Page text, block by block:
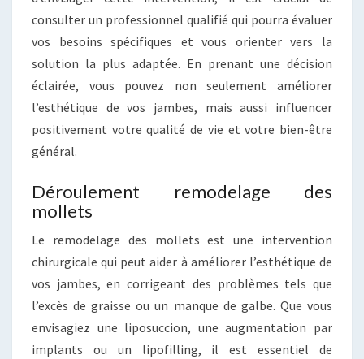
consulter un professionnel qualifié qui pourra évaluer
vos besoins spécifiques et vous orienter vers la
solution la plus adaptée. En prenant une décision
éclairée, vous pouvez non seulement améliorer
l’esthétique de vos jambes, mais aussi influencer
positivement votre qualité de vie et votre bien-être
général.
Déroulement remodelage des
mollets
Le remodelage des mollets est une intervention
chirurgicale qui peut aider à améliorer l’esthétique de
vos jambes, en corrigeant des problèmes tels que
l’excès de graisse ou un manque de galbe. Que vous
envisagiez une liposuccion, une augmentation par
implants ou un lipofilling, il est essentiel de